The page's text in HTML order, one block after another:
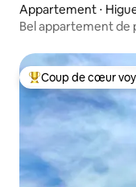
Appartement ⋅
Bel appartement de
Coups de cœur
Coup de cœur